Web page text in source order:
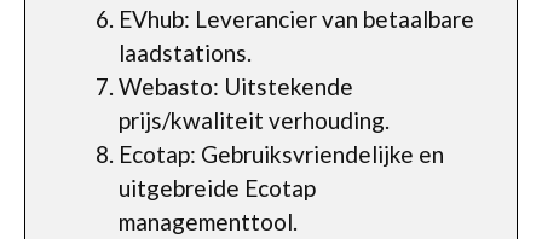
EVhub: Leverancier van betaalbare
laadstations.
Webasto: Uitstekende
prijs/kwaliteit verhouding.
Ecotap: Gebruiksvriendelijke en
uitgebreide Ecotap
managementtool.